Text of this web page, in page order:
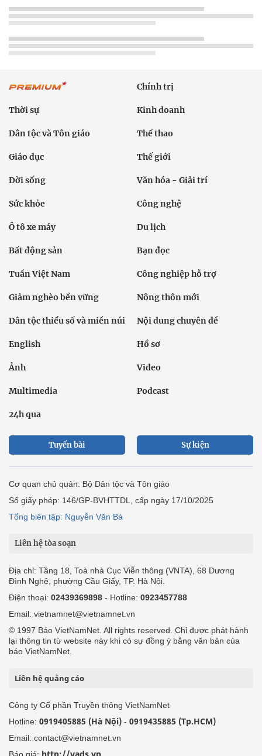
Chính trị
Thời sự Kinh doanh
Dân tộc và Tôn giáo Thể thao
Giáo dục Thế giới
Đời sống Văn hóa - Giải trí
Sức khỏe Công nghệ
Ô tô xe máy Du lịch
Bất động sản Bạn đọc
Tuần Việt Nam Công nghiệp hỗ trợ
Giảm nghèo bền vững Nông thôn mới
Dân tộc thiểu số và miền núi Nội dung chuyên đề
English Hồ sơ
Ảnh Video
Multimedia Podcast
24h qua
Tuyến bài Sự kiện
Cơ quan chủ quản: Bộ Dân tộc và Tôn giáo
Số giấy phép: 146/GP-BVHTTDL, cấp ngày 17/10/2025
Tổng biên tập: Nguyễn Văn Bá
Liên hệ tòa soạn
Địa chỉ: Tầng 18, Toà nhà Cục Viễn thông (VNTA), 68 Dương
Đình Nghệ, phường Cầu Giấy, TP. Hà Nội.
Điện thoại: 02439369898 - Hotline: 0923457788
Email: vietnamnet@vietnamnet.vn
© 1997 Báo VietNamNet. All rights reserved. Chỉ được phát hành
lại thông tin từ website này khi có sự đồng ý bằng văn bản của
báo VietNamNet.
Liên hệ quảng cáo
Công ty Cổ phần Truyền thông VietNamNet
Hotline: 0919405885 (Hà Nội) - 0919435885 (Tp.HCM)
Email: contact@vietnamnet.vn
Báo giá: http://vads.vn